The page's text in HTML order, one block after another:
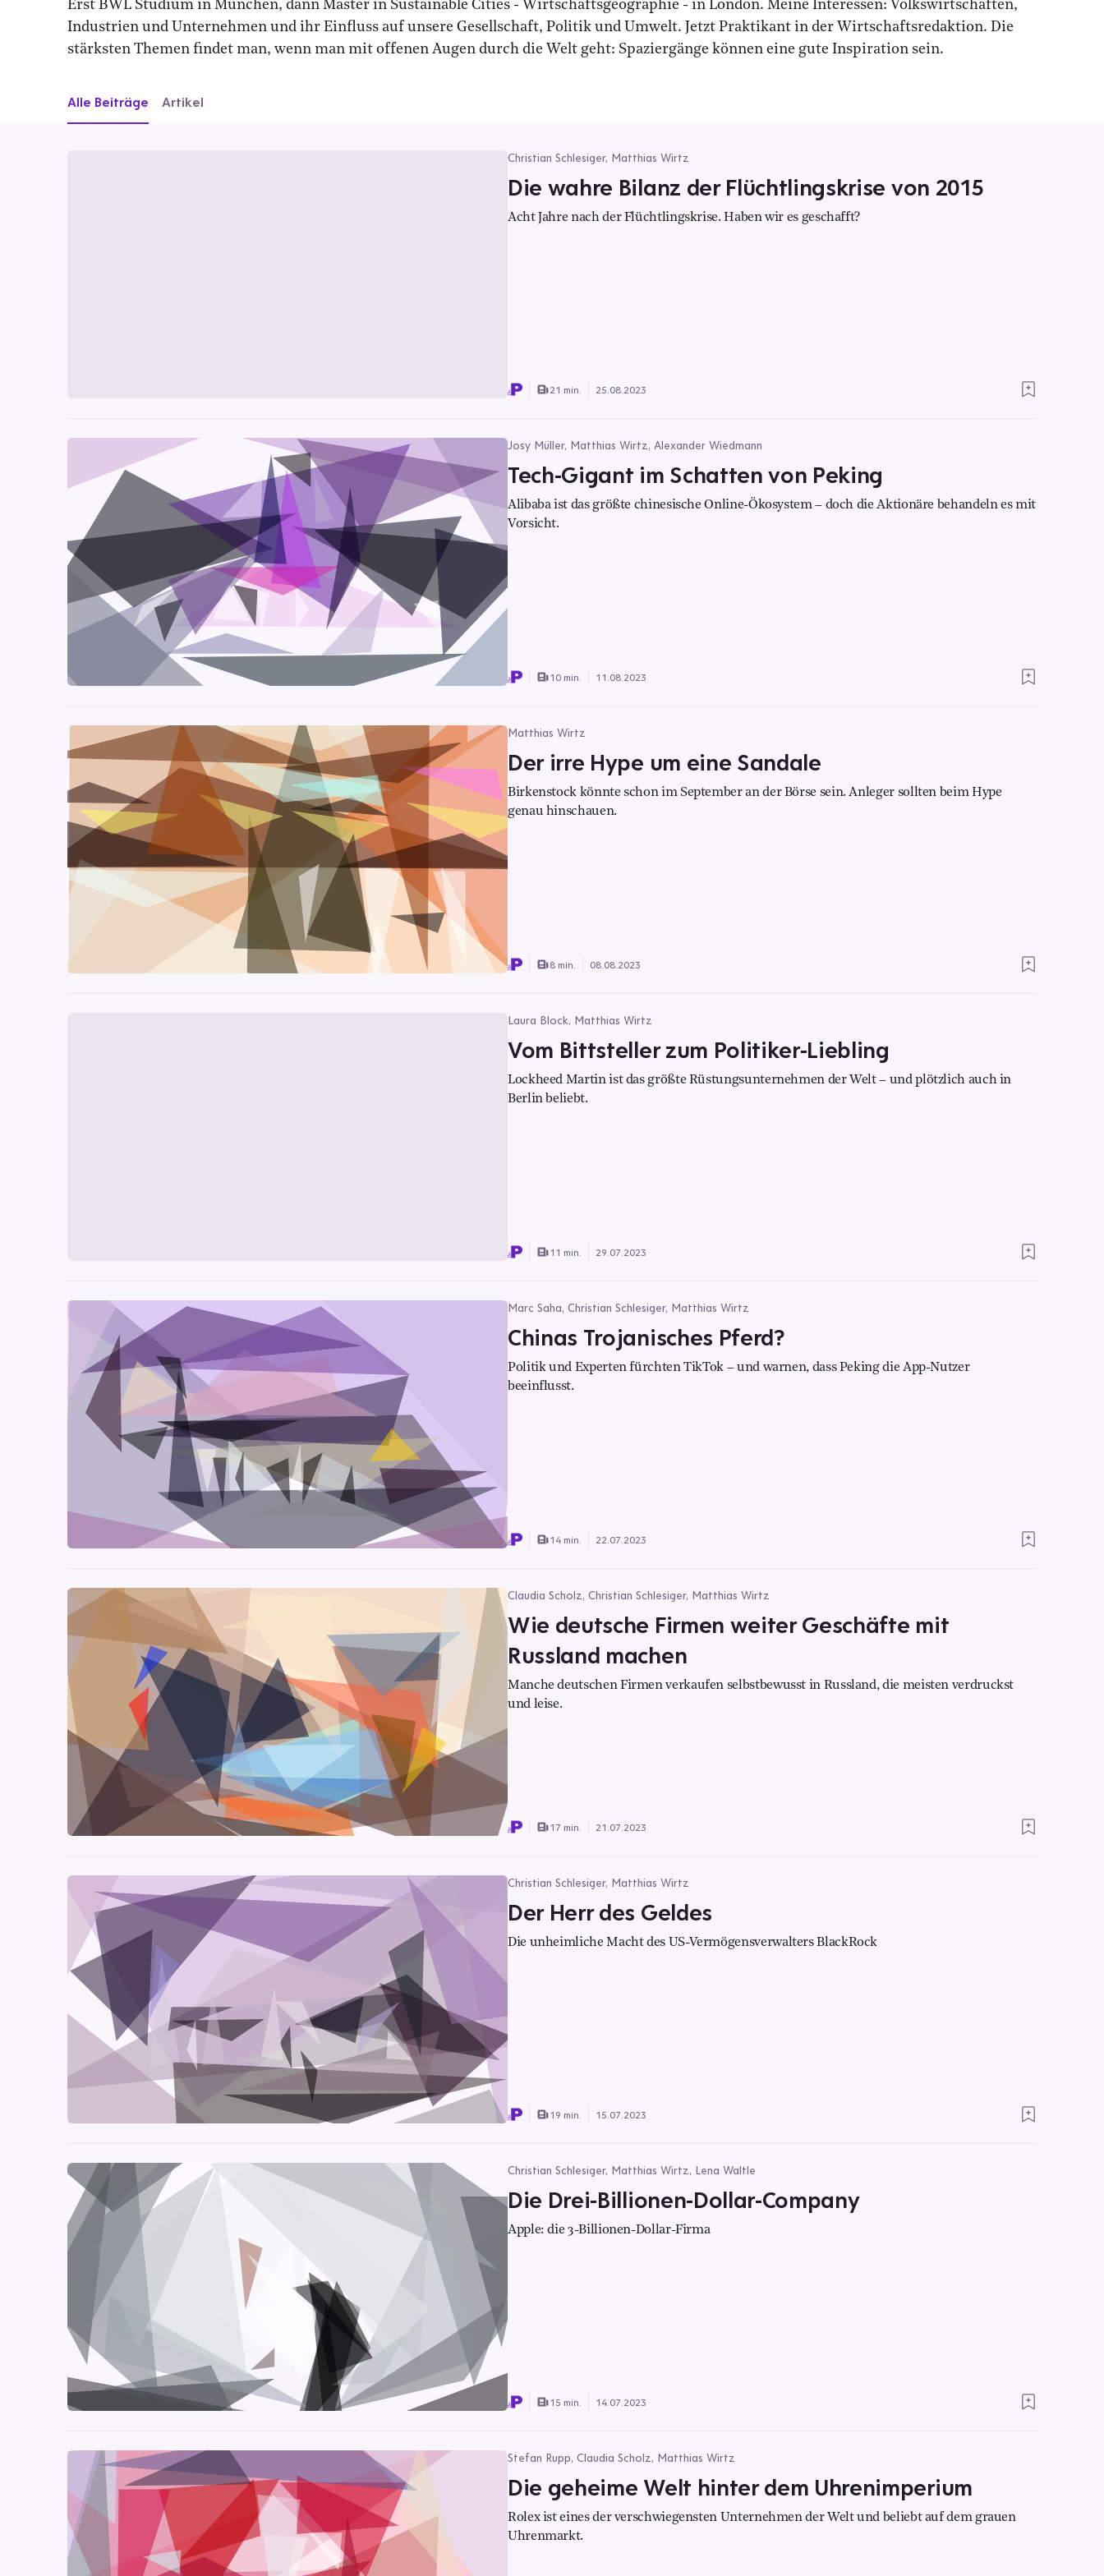
Erst BWL Studium in München, dann Master in Sustainable Cities - Wirtschaftsgeographie - in London. Meine Interessen: Volkswirtschaften,
Industrien und Unternehmen und ihr Einfluss auf unsere Gesellschaft, Politik und Umwelt. Jetzt Praktikant in der Wirtschaftsredaktion. Die
stärksten Themen findet man, wenn man mit offenen Augen durch die Welt geht: Spaziergänge können eine gute Inspiration sein.
Alle Beiträge Artikel
Christian Schlesiger, Matthias Wirtz
Die wahre Bilanz der Flüchtlingskrise von 2015
Acht Jahre nach der Flüchtlingskrise. Haben wir es geschafft?
21 min. 25.08.2023
Josy Müller, Matthias Wirtz, Alexander Wiedmann
Tech-Gigant im Schatten von Peking
Alibaba ist das größte chinesische Online-Ökosystem – doch die Aktionäre behandeln es mit
Vorsicht.
10 min. 11.08.2023
Matthias Wirtz
Der irre Hype um eine Sandale
Birkenstock könnte schon im September an der Börse sein. Anleger sollten beim Hype
genau hinschauen.
8 min. 08.08.2023
Laura Block, Matthias Wirtz
Vom Bittsteller zum Politiker-Liebling
Lockheed Martin ist das größte Rüstungsunternehmen der Welt – und plötzlich auch in
Berlin beliebt.
11 min. 29.07.2023
Marc Saha, Christian Schlesiger, Matthias Wirtz
Chinas Trojanisches Pferd?
Politik und Experten fürchten TikTok – und warnen, dass Peking die App-Nutzer
beeinflusst.
14 min. 22.07.2023
Claudia Scholz, Christian Schlesiger, Matthias Wirtz
Wie deutsche Firmen weiter Geschäfte mit
Russland machen
Manche deutschen Firmen verkaufen selbstbewusst in Russland, die meisten verdruckst
und leise.
17 min. 21.07.2023
Christian Schlesiger, Matthias Wirtz
Der Herr des Geldes
Die unheimliche Macht des US-Vermögensverwalters BlackRock
19 min. 15.07.2023
Christian Schlesiger, Matthias Wirtz, Lena Waltle
Die Drei-Billionen-Dollar-Company
Apple: die 3-Billionen-Dollar-Firma
15 min. 14.07.2023
Stefan Rupp, Claudia Scholz, Matthias Wirtz
Die geheime Welt hinter dem Uhrenimperium
Rolex ist eines der verschwiegensten Unternehmen der Welt und beliebt auf dem grauen
Uhrenmarkt.